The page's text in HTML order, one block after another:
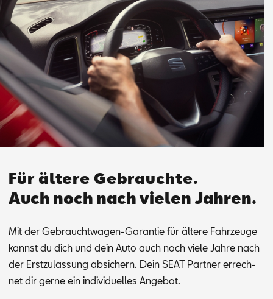
Für ältere Gebrauchte.
Auch noch nach vielen Jahren.
Mit der Ge­braucht­wa­gen-Ga­ran­tie für äl­te­re Fahr­zeu­ge
kannst du dich und dein Auto auch noch vie­le Jah­re nach
der Erst­zu­las­sung ab­si­chern. Dein SEAT Part­ner er­rech­
net dir ger­ne ein in­di­vi­du­el­les An­ge­bot.